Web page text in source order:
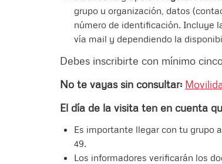
grupo u organización, datos
número de identificación. Incluye
vía mail y dependiendo la
Debes inscribirte con mínimo
No te vayas sin consultar:
El día de la visita ten en cuenta
Es importante llegar con tu grupo
49.
Los informadores verificarán los